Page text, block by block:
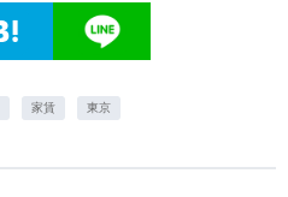
家賃 東京